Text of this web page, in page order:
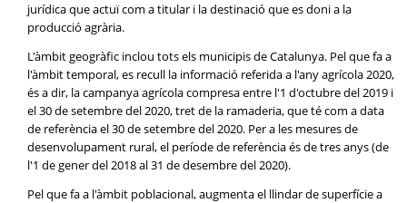
jurídica que actuï com a titular i la destinació que es doni a la
producció agrària.
L'àmbit geogràfic inclou tots els municipis de Catalunya. Pel que fa a
l'àmbit temporal, es recull la informació referida a l'any agrícola 2020,
és a dir, la campanya agrícola compresa entre l'1 d'octubre del 2019 i
el 30 de setembre del 2020, tret de la ramaderia, que té com a data
de referència el 30 de setembre del 2020. Per a les mesures de
desenvolupament rural, el període de referència és de tres anys (de
l'1 de gener del 2018 al 31 de desembre del 2020).
Pel que fa a l'àmbit poblacional, augmenta el llindar de superfície a